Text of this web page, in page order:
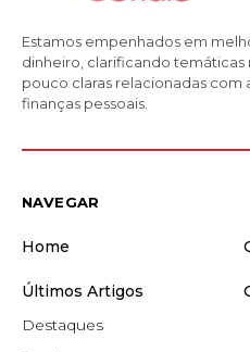
Estamos empenhados em
dinheiro, clarificando temáticas
pouco claras relacionadas com
finanças pessoais.
NAVEGAR
Home
Últimos Artigos
Destaques